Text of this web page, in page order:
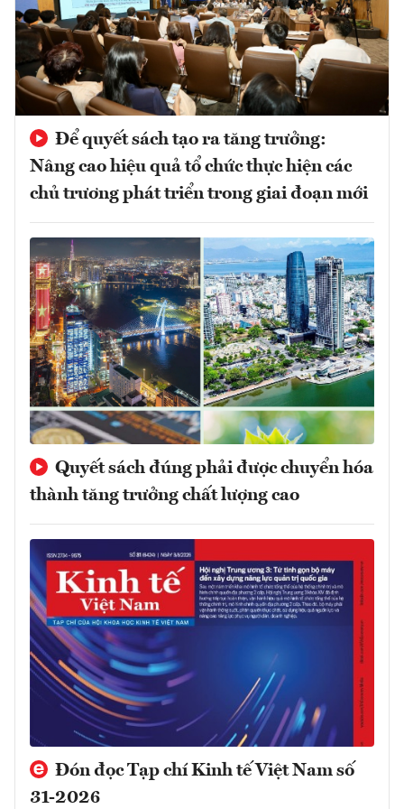
Để quyết sách tạo ra tăng trưởng:
Nâng cao hiệu quả tổ chức thực hiện các
chủ trương phát triển trong giai đoạn mới
Quyết sách đúng phải được chuyển hóa
thành tăng trưởng chất lượng cao
Đón đọc Tạp chí Kinh tế Việt Nam số
31-2026